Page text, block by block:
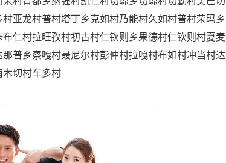
亚龙村普村塔丁乡克如村乃能村久如村普村荣玛乡
仁村拉旺孜村初古村仁钦则乡果德村仁钦则村夏麦
普乡察嘎村聂尼尔村彭仲村拉嘎村布如村冲当村达
木切村车多村